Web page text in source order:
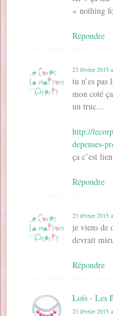
« nothing
Répondre
23 février 2015
tu n’es
mon coté
un truc…
http://
depenses-
ça c’est
Répondre
23 février 2015
je viens de
devrait
Répondre
Loïs - Les
23 février 2015